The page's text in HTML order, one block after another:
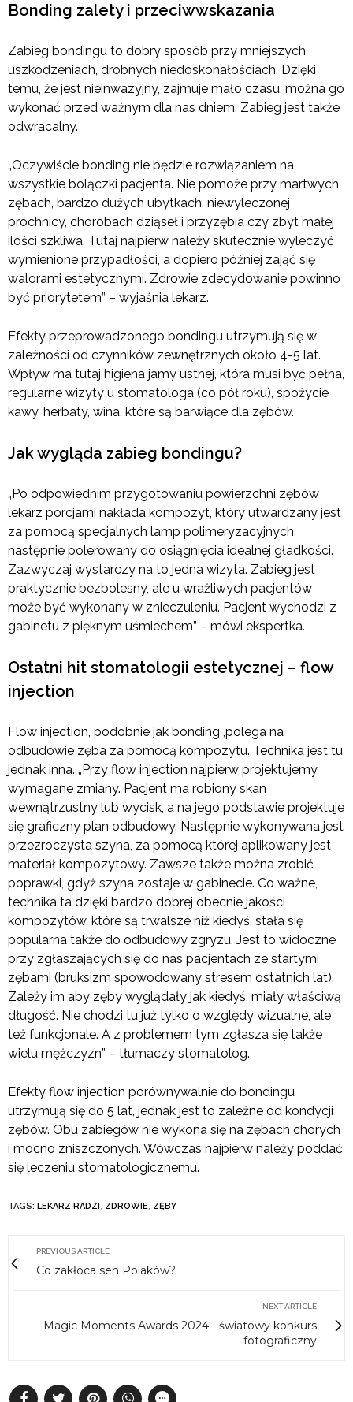
Bonding zalety i przeciwwskazania
Zabieg bondingu to dobry sposób przy mniejszych
uszkodzeniach, drobnych niedoskonałościach. Dzięki
temu, że jest nieinwazyjny, zajmuje mało czasu, można go
wykonać przed ważnym dla nas dniem. Zabieg jest także
odwracalny.
„Oczywiście bonding nie będzie rozwiązaniem na
wszystkie bolączki pacjenta. Nie pomoże przy martwych
zębach, bardzo dużych ubytkach, niewyleczonej
próchnicy, chorobach dziąseł i przyzębia czy zbyt małej
ilości szkliwa. Tutaj najpierw należy skutecznie wyleczyć
wymienione przypadłości, a dopiero później zająć się
walorami estetycznymi. Zdrowie zdecydowanie powinno
być priorytetem” – wyjaśnia lekarz.
Efekty przeprowadzonego bondingu utrzymują się w
zależności od czynników zewnętrznych około 4-5 lat.
Wpływ ma tutaj higiena jamy ustnej, która musi być pełna,
regularne wizyty u stomatologa (co pół roku), spożycie
kawy, herbaty, wina, które są barwiące dla zębów.
Jak wygląda zabieg bondingu?
„Po odpowiednim przygotowaniu powierzchni zębów
lekarz porcjami nakłada kompozyt, który utwardzany jest
za pomocą specjalnych lamp polimeryzacyjnych,
następnie polerowany do osiągnięcia idealnej gładkości.
Zazwyczaj wystarczy na to jedna wizyta. Zabieg jest
praktycznie bezbolesny, ale u wrażliwych pacjentów
może być wykonany w znieczuleniu. Pacjent wychodzi z
gabinetu z pięknym uśmiechem” – mówi ekspertka.
Ostatni hit stomatologii estetycznej – flow
injection
Flow injection, podobnie jak bonding ,polega na
odbudowie zęba za pomocą kompozytu. Technika jest tu
jednak inna. „Przy flow injection najpierw projektujemy
wymagane zmiany. Pacjent ma robiony skan
wewnątrzustny lub wycisk, a na jego podstawie projektuje
się graficzny plan odbudowy. Następnie wykonywana jest
przezroczysta szyna, za pomocą której aplikowany jest
materiał kompozytowy. Zawsze także można zrobić
poprawki, gdyż szyna zostaje w gabinecie. Co ważne,
technika ta dzięki bardzo dobrej obecnie jakości
kompozytów, które są trwalsze niż kiedyś, stała się
popularna także do odbudowy zgryzu. Jest to widoczne
przy zgłaszających się do nas pacjentach ze startymi
zębami (bruksizm spowodowany stresem ostatnich lat).
Zależy im aby zęby wyglądały jak kiedyś, miały właściwą
długość. Nie chodzi tu już tylko o względy wizualne, ale
też funkcjonale. A z problemem tym zgłasza się także
wielu mężczyzn” – tłumaczy stomatolog.
Efekty flow injection porównywalnie do bondingu
utrzymują się do 5 lat, jednak jest to zależne od kondycji
zębów. Obu zabiegów nie wykona się na zębach chorych
i mocno zniszczonych. Wówczas najpierw należy poddać
się leczeniu stomatologicznemu.
TAGS: LEKARZ RADZI , ZDROWIE, ZĘBY
PREVIOUS ARTICLE
Co zakłóca sen Polaków?
NEXT ARTICLE
Magic Moments Awards 2024 - światowy konkurs
fotograficzny